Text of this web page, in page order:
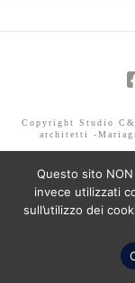
Copyright Studio
architetti -
Questo sito
invece utilizzati
sull’utilizzo dei